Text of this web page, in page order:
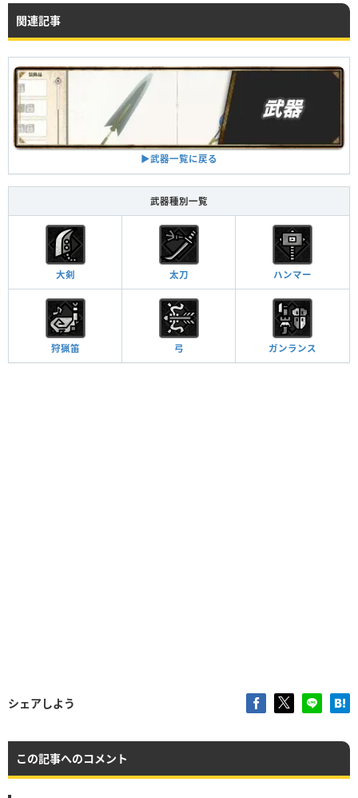
関連記事
▶︎武器一覧に戻る
武器種別一覧
大剣 太刀 ハンマー
狩猟笛 弓 ガンランス
シェアしよう
この記事へのコメント